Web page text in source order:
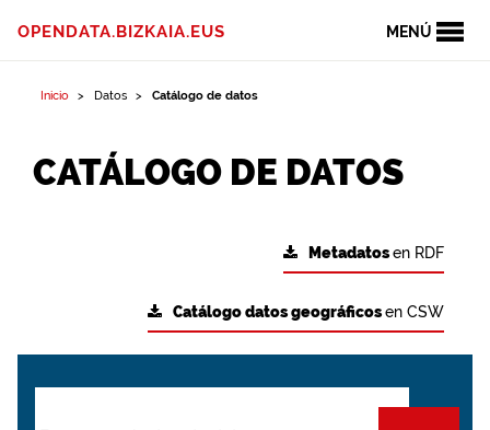
MENÚ
OPENDATA.BIZKAIA.EUS
Inicio Datos Catálogo de datos
CATÁLOGO DE DATOS
Metadatosen RDF
Catálogo datos geográficosen CSW